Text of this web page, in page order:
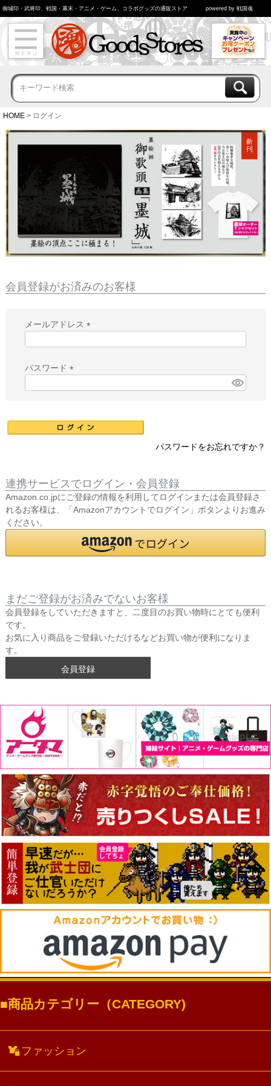
御城印・武将印、戦国・幕末・アニメ・ゲーム、コラボグッズの通販ストア powered by 戦国魂
HOME ログイン
会員登録がお済みのお客様
メールアドレス
)
パスワード
)
パスワードをお忘れですか？
連携サービスでログイン・会員登録
Amazon.co.jpにご登録の情報を利用してログインまたは会員登録さ
れるお客様は、「Amazonアカウントでログイン」ボタンよりお進み
ください。
まだご登録がお済みでないお客様
会員登録をしていただきますと、二度目のお買い物時にとても便利
です。
お気に入り商品をご登録いただけるなどお買い物が便利になりま
す。
会員登録
商品カテゴリー（CATEGORY)
ファッション